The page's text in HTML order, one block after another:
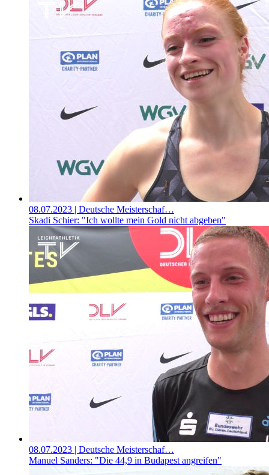
08.07.2023 | Deutsche Meisterschaf…
Skadi Schier: "Ich wollte mein Gold nicht abgeben"
08.07.2023 | Deutsche Meisterschaf…
Manuel Sanders: "Die 44,9 in Budapest angreifen"